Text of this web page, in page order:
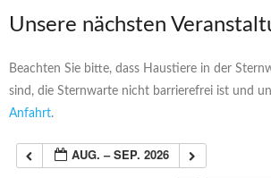
Unsere nächsten
Beachten Sie bitte, dass Haustiere in der
sind, die Sternwarte nicht barrierefrei ist und
Anfahrt.
AUG. – SEP. 2026